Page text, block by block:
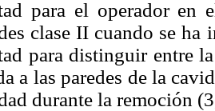
para el operador en
clase II cuando se ha
para distinguir entre
a las paredes de la
durante la remoción